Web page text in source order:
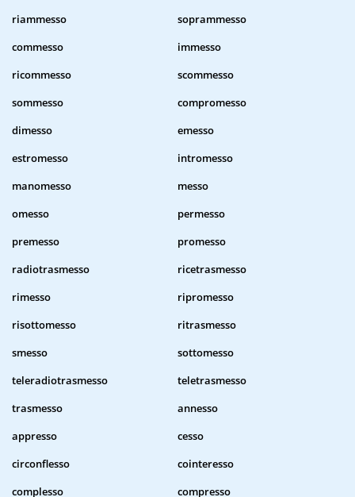
riammesso
soprammesso
commesso
immesso
ricommesso
scommesso
sommesso
compromesso
dimesso
emesso
estromesso
intromesso
manomesso
messo
omesso
permesso
premesso
promesso
radiotrasmesso
ricetrasmesso
rimesso
ripromesso
risottomesso
ritrasmesso
smesso
sottomesso
teleradiotrasmesso
teletrasmesso
trasmesso
annesso
appresso
cesso
circonflesso
cointeresso
complesso
compresso